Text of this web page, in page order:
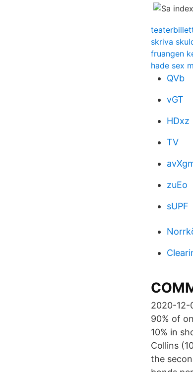
skriva
fruangen
hade sex
QVb
vGT
HDxz
TV
zuEo
sUPF
2020-12-
90% of
10% in
Collins
the